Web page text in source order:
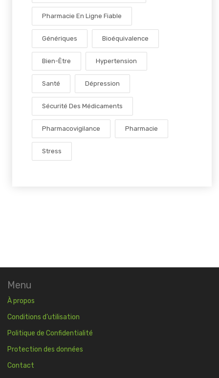
Pharmacie En Ligne Fiable
Génériques Bioéquivalence
Bien-Être Hypertension
Santé Dépression
Sécurité Des Médicaments
Pharmacovigilance Pharmacie
Stress
Menu
À propos
Conditions d’utilisation
Politique de Confidentialité
Protection des données
Contact